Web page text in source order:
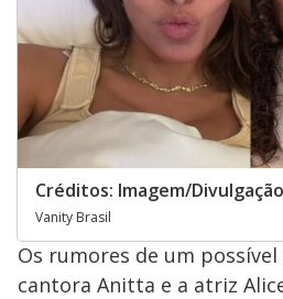
Créditos: Imagem/Divulgação
Vanity Brasil
Os rumores de um
cantora Anitta e a atriz